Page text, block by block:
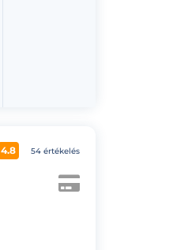
4.8 54 értékelés